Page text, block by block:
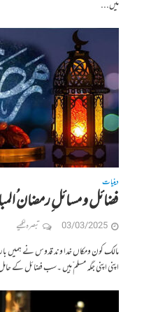
میں...
دینیات
فضائل و مسائل ِرمضان
03/03/2025 تبصرہ لکھیے
مالک کون ومکاں خدا وند قدوس نے ہمیں
اپنی اپنی جگہ مسلم ّہیں ۔سب فضائل کے